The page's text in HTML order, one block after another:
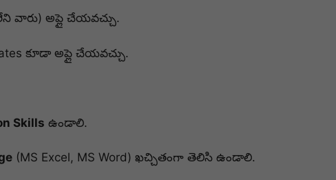
వారు) అప్లై చేయవచ్చు.
కూడా అప్లై చేయవచ్చు.
Skills ఉండాలి.
(MS Excel, MS Word) ఖచ్చితంగా తెలిసి ఉండాలి.